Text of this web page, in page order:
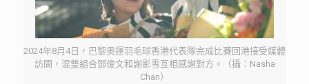
2024年8月4日，巴黎奧運羽毛球香港代表隊完成比賽回港接受媒體
訪問，混雙組合鄧俊文和謝影雪互相感謝對方。（攝：Nasha
Chan）